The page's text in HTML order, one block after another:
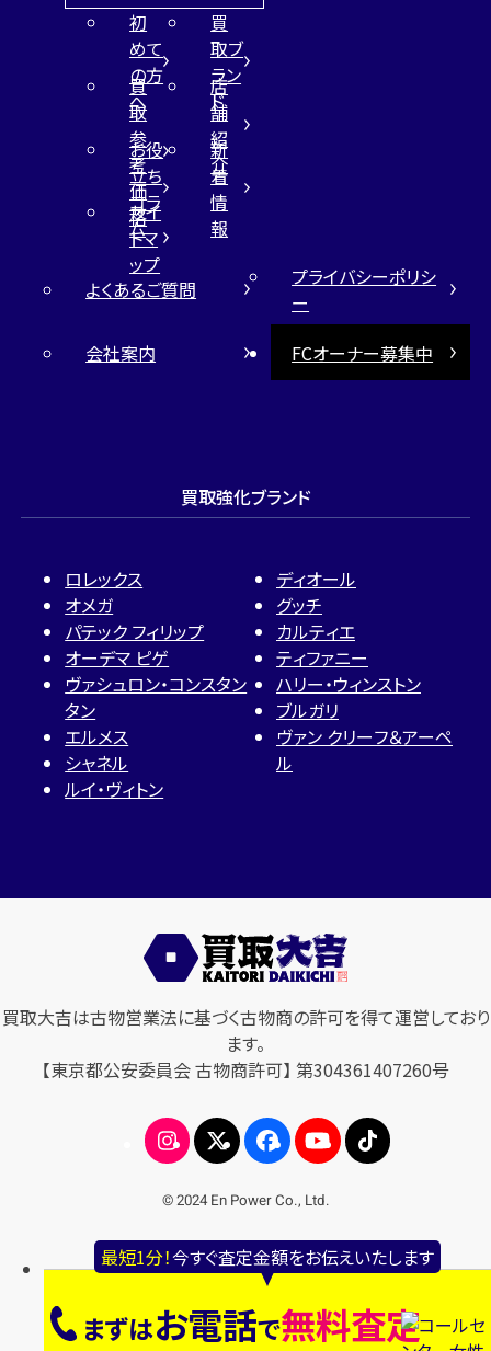
最短1分！今すぐ査定金額をお伝えいたします
まずはお電話で無料査定
初
めて
の方
へ
買
取ブ
ラン
ド
買
取
参
考
価
格
店
舗
紹
介
お役
立ち
コラ
ム
新
着
情
報
サイ
トマ
ップ
よくあるご質問
プライバシーポリシ
ー
会社案内
FCオーナー募集中
買取強化ブランド
ロレックス
オメガ
パテック フィリップ
オーデマ ピゲ
ヴァシュロン・コンスタン
タン
エルメス
シャネル
ルイ・ヴィトン
ディオール
グッチ
カルティエ
ティファニー
ハリー・ウィンストン
ブルガリ
ヴァン クリーフ＆アーペ
ル
買取大吉は古物営業法に基づく古物商の許可を得て運営しており
ます。
【東京都公安委員会 古物商許可】 第304361407260号
© 2024 En Power Co., Ltd.